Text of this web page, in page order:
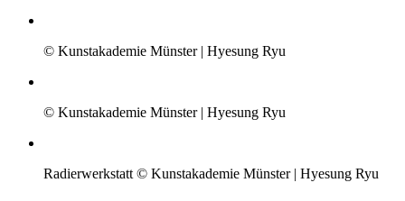
© Kunstakademie Münster | Hyesung Ryu
© Kunstakademie Münster | Hyesung Ryu
Radierwerkstatt © Kunstakademie Münster | Hyesung Ryu